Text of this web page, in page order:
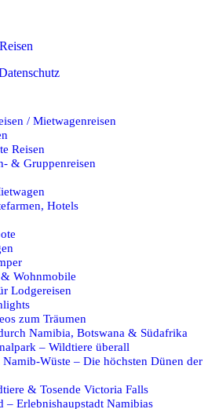
/ Mietwagenreisen
Reisen
& Gruppenreisen
Hotels
Wohnmobile
Lodgereisen
zum Träumen
Namibia, Botswana & Südafrika
– Wildtiere überall
Namib-Wüste – Die höchsten Dünen der
& Tosende Victoria Falls
– Erlebnishaupstadt Namibias